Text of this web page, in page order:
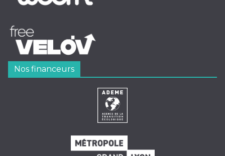
Nos financeurs